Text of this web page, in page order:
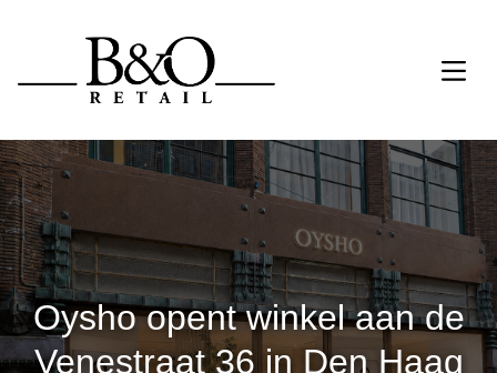
Oysho opent winkel aan de
Venestraat 36 in Den Haag